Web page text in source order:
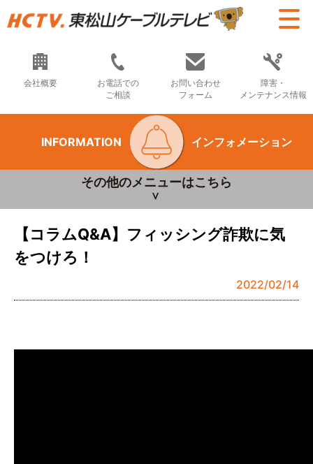
会社概要
お電話での
ご相談
お問い合わせ
フォーム
障害・
メンテナンス情報
INFORMATION インフォメーション
その他のメニューはこちら
【コラムQ&A】フィッシング詐欺に気
をつけろ！
2022/02/14